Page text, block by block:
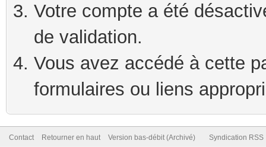
Votre compte a été
de validation.
Vous avez accédé à cette
formulaires ou liens
Contact Retourner en haut Version bas-débit (Archivé) Syndication RSS